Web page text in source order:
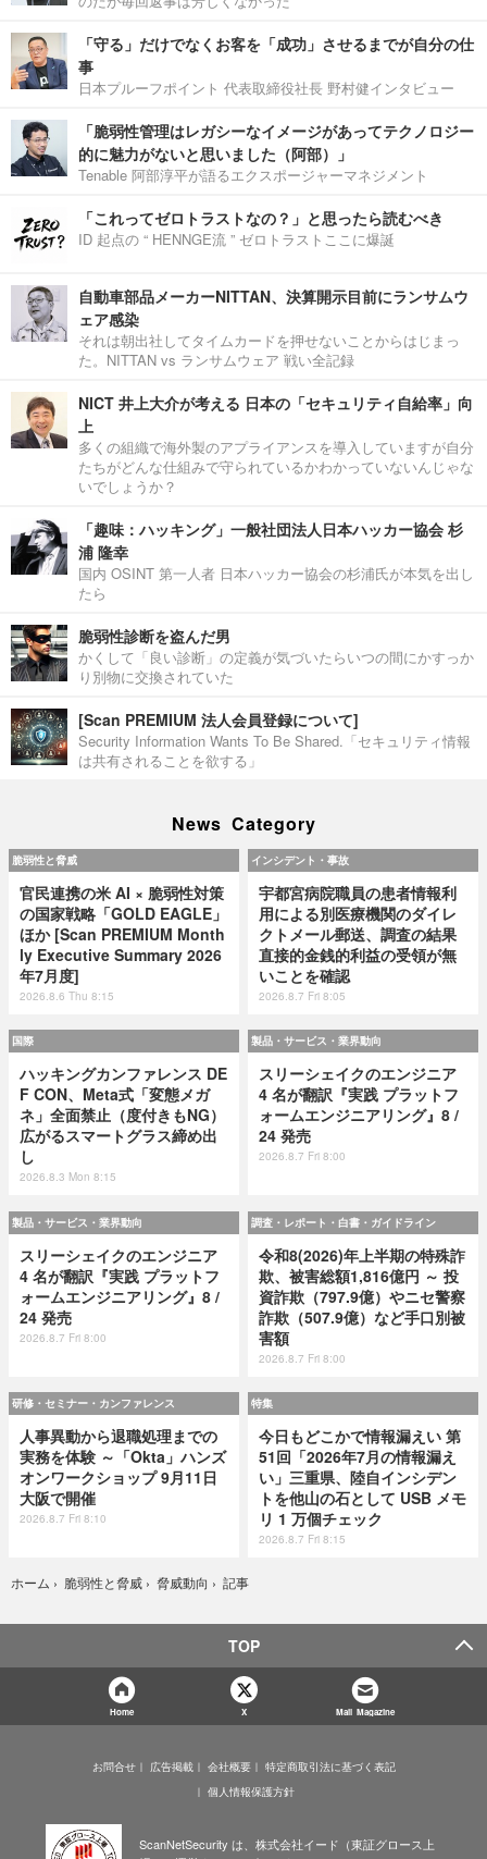
「守る」だけでなくお客を「成功」させるまでが自分の仕
事
日本プルーフポイント 代表取締役社長 野村健インタビュー
「脆弱性管理はレガシーなイメージがあってテクノロジー
的に魅力がないと思いました（阿部）」
Tenable 阿部淳平が語るエクスポージャーマネジメント
「これってゼロトラストなの？」と思ったら読むべき
ID 起点の “ HENNGE流 ” ゼロトラストここに爆誕
自動車部品メーカーNITTAN、決算開示目前にランサムウ
ェア感染
それは朝出社してタイムカードを押せないことからはじまっ
た。NITTAN vs ランサムウェア 戦い全記録
NICT 井上大介が考える 日本の「セキュリティ自給率」向
上
多くの組織で海外製のアプライアンスを導入していますが自分
たちがどんな仕組みで守られているかわかっていないんじゃな
いでしょうか？
「趣味：ハッキング」一般社団法人日本ハッカー協会 杉
浦 隆幸
国内 OSINT 第一人者 日本ハッカー協会の杉浦氏が本気を出し
たら
脆弱性診断を盗んだ男
かくして「良い診断」の定義が気づいたらいつの間にかすっか
り別物に交換されていた
[Scan PREMIUM 法人会員登録について]
Security Information Wants To Be Shared.「セキュリティ情報
は共有されることを欲する」
News Category
脆弱性と脅威
官民連携の米 AI × 脆弱性対策
の国家戦略「GOLD EAGLE」
ほか [Scan PREMIUM Month
ly Executive Summary 2026
年7月度]
2026.8.6 Thu 8:15
インシデント・事故
宇都宮病院職員の患者情報利
用による別医療機関のダイレ
クトメール郵送、調査の結果
直接的金銭的利益の受領が無
いことを確認
2026.8.7 Fri 8:05
国際
ハッキングカンファレンス DE
F CON、Meta式「変態メガ
ネ」全面禁止（度付きもNG）
広がるスマートグラス締め出
し
2026.8.3 Mon 8:15
製品・サービス・業界動向
スリーシェイクのエンジニア
4 名が翻訳『実践 プラットフ
ォームエンジニアリング』8 /
24 発売
2026.8.7 Fri 8:00
製品・サービス・業界動向
スリーシェイクのエンジニア
4 名が翻訳『実践 プラットフ
ォームエンジニアリング』8 /
24 発売
2026.8.7 Fri 8:00
調査・レポート・白書・ガイドライン
令和8(2026)年上半期の特殊詐
欺、被害総額1,816億円 ～ 投
資詐欺（797.9億）やニセ警察
詐欺（507.9億）など手口別被
害額
2026.8.7 Fri 8:00
研修・セミナー・カンファレンス
人事異動から退職処理までの
実務を体験 ～「Okta」ハンズ
オンワークショップ 9月11日
大阪で開催
2026.8.7 Fri 8:10
特集
今日もどこかで情報漏えい 第
51回「2026年7月の情報漏え
い」三重県、陸自インシデン
トを他山の石として USB メモ
リ 1 万個チェック
2026.8.7 Fri 8:15
ホーム › 脆弱性と脅威 › 脅威動向 › 記事
TOP
Home X Mail Magazine
お問合せ 広告掲載 会社概要
特定商取引法に基づく表記
個人情報保護方針
ScanNetSecurity は、株式会社イード（東証グロース上